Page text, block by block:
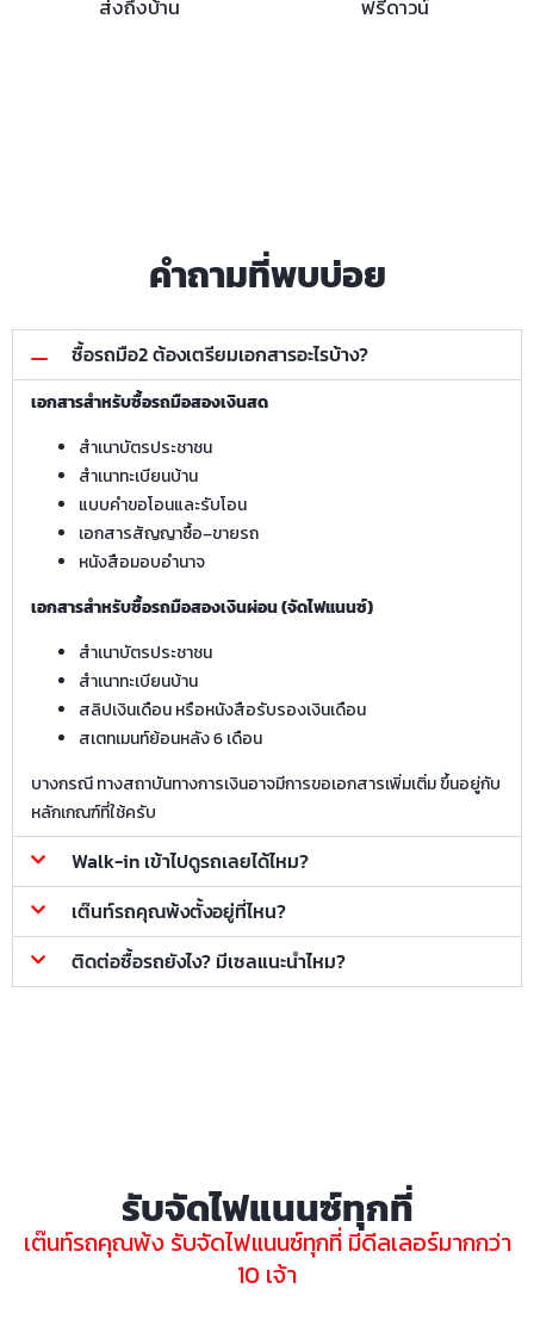
ส่งถึงบ้าน ฟรีดาวน์
คำถามที่พบบ่อย
ซื้อรถมือ2 ต้องเตรียมเอกสารอะไรบ้าง?
เอกสารสำหรับซื้อรถมือสองเงินสด
สำเนาบัตรประชาชน
สำเนาทะเบียนบ้าน
แบบคำขอโอนและรับโอน
เอกสารสัญญาซื้อ–ขายรถ
หนังสือมอบอำนาจ
เอกสารสำหรับซื้อรถมือสองเงินผ่อน (จัดไฟแนนซ์)
สำเนาบัตรประชาชน
สำเนาทะเบียนบ้าน
สลิปเงินเดือน หรือหนังสือรับรองเงินเดือน
สเตทเมนท์ย้อนหลัง 6 เดือน
บางกรณี ทางสถาบันทางการเงินอาจมีการขอเอกสารเพิ่มเติ่ม ขึ้นอยู่กับ
หลักเกณฑ์ที่ใช้ครับ
Walk-in เข้าไปดูรถเลยได้ไหม?
เต๊นท์รถคุณพ้งตั้งอยู่ที่ไหน?
ติดต่อซื้อรถยังไง? มีเซลแนะนำไหม?
รับจัดไฟแนนซ์ทุกที่
เต๊นท์รถคุณพ้ง รับจัดไฟแนนซ์ทุกที่ มีดีลเลอร์มากกว่า
10 เจ้า